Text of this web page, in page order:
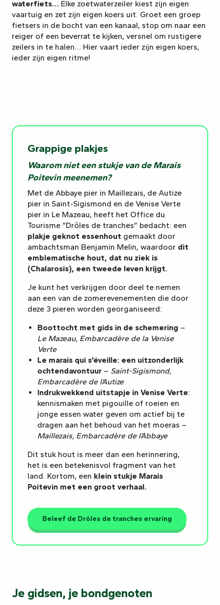
waterfiets… Elke zoetwaterzeiler kiest zijn eigen
vaartuig en zet zijn eigen koers uit. Groet een groep
fietsers in de bocht van een kanaal, stop om naar een
reiger of een beverrat te kijken, versnel om rustigere
zeilers in te halen… Hier vaart ieder zijn eigen koers,
ieder zijn eigen ritme!
Grappige plakjes
Waarom niet een stukje van de Marais
Poitevin meenemen?
Met de Abbaye pier in Maillezais, de Autize
pier in Saint-Sigismond en de Venise Verte
pier in Le Mazeau, heeft het Office du
Tourisme “Drôles de tranches” bedacht: een
plakje geknot essenhout gemaakt door
ambachtsman Benjamin Melin, waardoor dit
emblematische hout, dat nu ziek is
(Chalarosis), een tweede leven krijgt.
Je kunt het verkrijgen door deel te nemen
aan een van de zomerevenementen die door
deze 3 pieren worden georganiseerd:
Boottocht met gids in de schemering –
Le Mazeau, Embarcadère de la Venise
Verte
Le marais qui s’éveille: een uitzonderlijk
ochtendavontuur – Saint-Sigismond,
Embarcadère de l’Autize
Indrukwekkend uitstapje in Venise Verte:
kennismaken met pigouille of roeien en
jonge essen water geven om actief bij te
dragen aan het behoud van het moeras –
Maillezais, Embarcadère de l’Abbaye
Dit stuk hout is meer dan een herinnering,
het is een betekenisvol fragment van het
land. Kortom, een klein stukje Marais
Poitevin met een groot verhaal.
Beleef de Drôles de tranches ervaring
Je gidsen, je bondgenoten